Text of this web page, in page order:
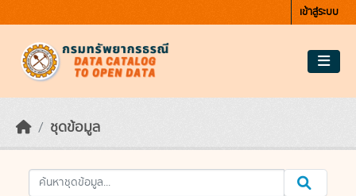
เข้าสู่ระบบ
ชุดข้อมูล